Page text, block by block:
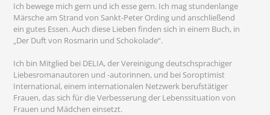
Ich bewege mich gern und ich esse gern. Ich mag stundenlange
Märsche am Strand von Sankt-Peter Ording und anschließend
ein gutes Essen. Auch diese Lieben finden sich in einem Buch, in
„Der Duft von Rosmarin und Schokolade“.
Ich bin Mitglied bei DELIA, der Vereinigung deutschsprachiger
Liebesromanautoren und -autorinnen, und bei Soroptimist
International, einem internationalen Netzwerk berufstätiger
Frauen, das sich für die Verbesserung der Lebenssituation von
Frauen und Mädchen einsetzt.